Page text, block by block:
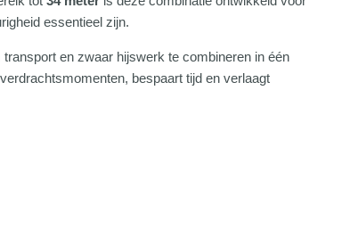
essentieel zijn.
en zwaar hijswerk te combineren in één
bespaart tijd en verlaagt